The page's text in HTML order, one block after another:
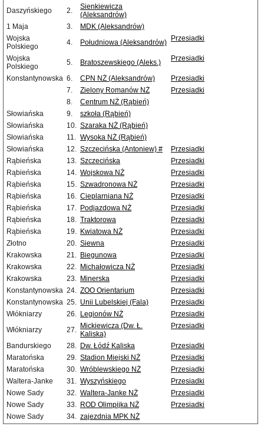
Daszyńskiego 2.
Sienkiewicza
(Aleksandrów)
1 Maja
3.
MDK (Aleksandrów)
Wojska
Polskiego
4. Południowa (Aleksandrów) Przesiadki
Wojska
Polskiego
5. Bratoszewskiego (Aleks.) Przesiadki
Konstantynowska 6. CPN NŻ (Aleksandrów)
Przesiadki
7.
Zielony Romanów NŻ
Przesiadki
8.
Centrum NŻ (Rąbień)
Słowiańska
9.
szkoła (Rąbień)
Słowiańska
10. Szaraka NŻ (Rąbień)
Słowiańska
11. Wysoka NŻ (Rąbień)
Słowiańska
12. Szczecińska (Antoniew) #
Przesiadki
Rąbieńska
13. Szczecińska
Przesiadki
Rąbieńska
14. Wojskowa NŻ
Przesiadki
Rąbieńska
15. Szwadronowa NŻ
Przesiadki
Rąbieńska
16. Cieplarniana NŻ
Przesiadki
Rąbieńska
17. Podjazdowa NŻ
Przesiadki
Rąbieńska
18. Traktorowa
Przesiadki
Rąbieńska
19. Kwiatowa NŻ
Przesiadki
Złotno
20. Siewna
Przesiadki
Krakowska
21. Biegunowa
Przesiadki
Krakowska
22. Michałowicza NŻ
Przesiadki
Krakowska
23. Minerska
Przesiadki
Konstantynowska 24. ZOO Orientarium
Przesiadki
Konstantynowska 25. Unii Lubelskiej (Fala)
Przesiadki
Włókniarzy
26. Legionów NŻ
Przesiadki
Włókniarzy
27. Mickiewicza (Dw. Ł.
Kaliska)
Przesiadki
Bandurskiego 28. Dw. Łódź Kaliska
Przesiadki
Maratońska
29. Stadion Miejski NŻ
Przesiadki
Maratońska
30. Wróblewskiego NŻ
Przesiadki
Waltera-Janke
31. Wyszyńskiego
Przesiadki
Nowe Sady
32. Waltera-Janke NŻ
Przesiadki
Nowe Sady
33. ROD Olimpijka NŻ
Przesiadki
Nowe Sady
34. zajezdnia MPK NŻ